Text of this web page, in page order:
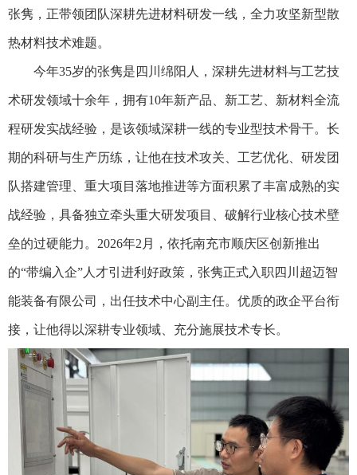
张隽，正带领团队深耕先进材料研发一线，全力攻坚新型散
热材料技术难题。
今年35岁的张隽是四川绵阳人，深耕先进材料与工艺技
术研发领域十余年，拥有10年新产品、新工艺、新材料全流
程研发实战经验，是该领域深耕一线的专业型技术骨干。长
期的科研与生产历练，让他在技术攻关、工艺优化、研发团
队搭建管理、重大项目落地推进等方面积累了丰富成熟的实
战经验，具备独立牵头重大研发项目、破解行业核心技术壁
垒的过硬能力。2026年2月，依托南充市顺庆区创新推出
的“带编入企”人才引进利好政策，张隽正式入职四川超迈智
能装备有限公司，出任技术中心副主任。优质的政企平台衔
接，让他得以深耕专业领域、充分施展技术专长。